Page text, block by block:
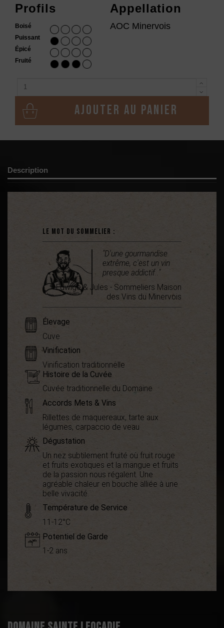
Profils
Boisé
Puissant
Épicé
Fruité
Appellation
AOC Minervois
Ajouter au panier
Description
Le mot du sommelier :
"D'une gourmandise
extrême, c'est un vin
presque addictif.."
Edwige & Jules - Sommeliers Maison
des Vins du Minervois
Élevage
Cuve
Vinification
Vinification traditionnelle
Histoire de la Cuvée
Cuvée traditionnelle du Domaine
Accords Mets & Vins
Rillettes de maquereaux, tarte aux
légumes, carpaccio de veau
Dégustation
Un nez subtilement fruité où fruit rouge
et fruits exotiques et la mangue et fruits
de la passion nous régalent. Une
agréable chaleur en bouche alliée à une
belle vivacité.
Température de Service
11-12°C
Potentiel de Garde
1-2 ans